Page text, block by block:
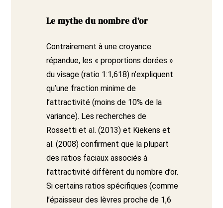
Le mythe du nombre d’or
Contrairement à une croyance
répandue, les « proportions dorées »
du visage (ratio 1:1,618) n’expliquent
qu’une fraction minime de
l’attractivité (moins de 10% de la
variance). Les recherches de
Rossetti et al. (2013) et Kiekens et
al. (2008) confirment que la plupart
des ratios faciaux associés à
l’attractivité diffèrent du nombre d’or.
Si certains ratios spécifiques (comme
l’épaisseur des lèvres proche de 1,6